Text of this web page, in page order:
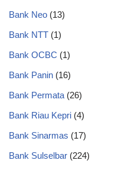
Bank Neo (13)
Bank NTT (1)
Bank OCBC (1)
Bank Panin (16)
Bank Permata (26)
Bank Riau Kepri (4)
Bank Sinarmas (17)
Bank Sulselbar (224)